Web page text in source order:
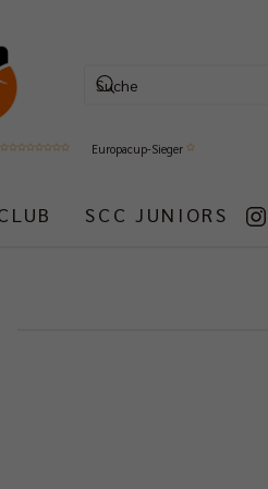
Europacup-Sieger
SCC JUNIORS